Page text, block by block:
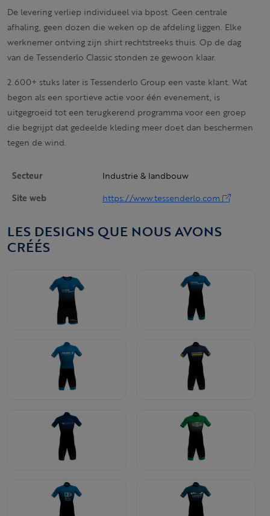
De levering verliep individueel via bpost. Geen centrale
afhaling, geen dozen die weken op de afdeling liggen. Elke
werknemer ontving zijn shirt rechtstreeks thuis. Op de dag
van de Tessenderlo Classic stonden ze gewoon klaar.
2.600+ stuks later is Tessenderlo Group een vaste klant. Wat
begon als een sportieve actie voor één evenement, is
uitgegroeid tot een terugkerend programma voor een groep
die begrijpt dat gedeelde kleding meer doet dan beschermen
tegen de wind.
Secteur
Industrie & landbouw
Site web
https://www.tessenderlo.com
LES DESIGNS QUE NOUS AVONS
CRÉÉS